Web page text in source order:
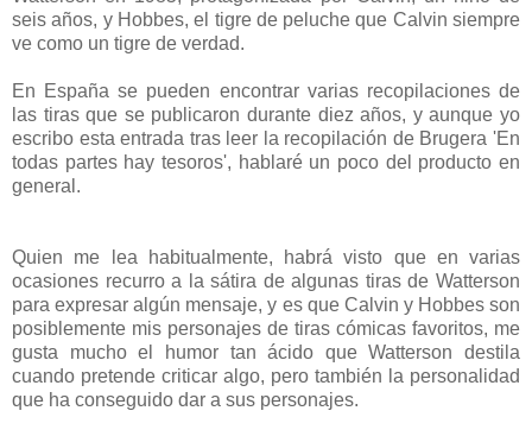
seis años, y Hobbes, el tigre de peluche que Calvin siempre
ve como un tigre de verdad.
En España se pueden encontrar varias recopilaciones de
las tiras que se publicaron durante diez años, y aunque yo
escribo esta entrada tras leer la recopilación de Brugera 'En
todas partes hay tesoros', hablaré un poco del producto en
general.
Quien me lea habitualmente, habrá visto que en varias
ocasiones recurro a la sátira de algunas tiras de Watterson
para expresar algún mensaje, y es que Calvin y Hobbes son
posiblemente mis personajes de tiras cómicas favoritos, me
gusta mucho el humor tan ácido que Watterson destila
cuando pretende criticar algo, pero también la personalidad
que ha conseguido dar a sus personajes.